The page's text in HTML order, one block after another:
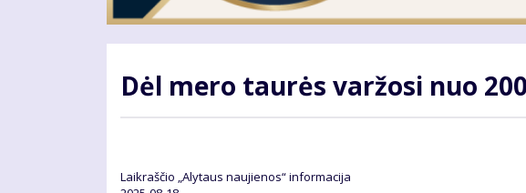
Dėl mero taurės varžosi nuo
Laikraščio „Alytaus naujienos“ informacija